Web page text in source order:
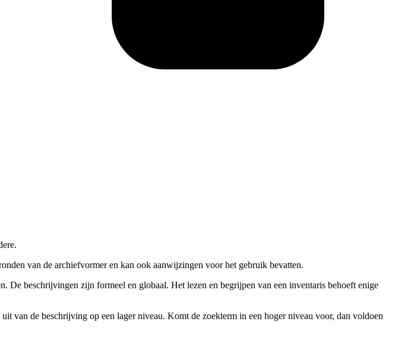
van de archiefvormer en kan ook aanwijzingen voor het gebruik bevatten.
beschrijvingen zijn formeel en globaal. Het lezen en begrijpen van een inventaris behoeft enige
van de beschrijving op een lager niveau. Komt de zoekterm in een hoger niveau voor, dan voldoen